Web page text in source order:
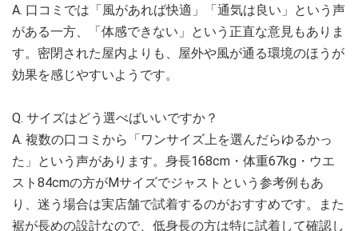
A. 口コミでは「風があれば快適」「通気は良い」という声
がある一方、「体感できない」という正直な意見もありま
す。密閉された屋内よりも、屋外や風が通る環境のほうが
効果を感じやすいようです。
Q. サイズはどう選べばいいですか？
A. 複数の口コミから「ワンサイズ上を選んだらゆるかっ
た」という声があります。身長168cm・体重67kg・ウエ
スト84cmの方がMサイズでジャストという参考例もあ
り、迷う場合は実店舗で試着するのがおすすめです。また
裾が長めの設計なので、低身長の方は特に試着して確認し